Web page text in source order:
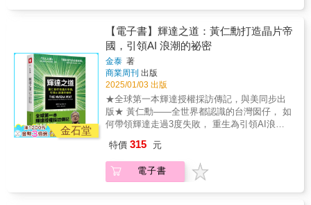
作者許繼元 Mr.Market 市場先生／財經作家馮
震凌／William Feng 的操盤筆記版主黃靖堯／
阿堯投資筆記版主 劉奕酉／《看得見的高效思
考》作者、鉑澈行銷顧問策略長蕭新晟／應援
科技創辦人（依照姓名筆劃排序）
日，位於德國狼堡的福斯汽車公司，新聞部一
位同事在電話裡緊張地詢問我父親。工廠門口
來了幾個中國人，沒人知道他們想做什麼。其
中一人自稱是中國的機械工業部部長
&hellip;&hellip;& 全廠唯一會講中文的工程師
李文波被推了出來。 李文波，一九三六年出
生於南京，十二歲隨著戰亂逃至台灣，靠著一
對教師夫婦和腳踏車店老闆的收留度過年少時
期，更在那段日子啟蒙了對機械的高度興趣。
後來他到德國完成學業並獲得博士學位，落地
一個看似平凡的下午，車廠來自遠方的訪客，
卻意外使他的人生岔向完全不同的道路，最終
促成了這間保守的德國企業前進當時連柏油路
&★★★★★ Amazon讀者評價4.5顆星好評
&&★★★★★ Amazon「德國經濟史類」銷售
排行Top 1&&★★★★★ 精裝版在德暢銷超過
20,000本&&▎當德國汽車遇上中國崛起！& 一
段非比尋常的歷史機遇，一部理解中國現代化
的轉折關鍵，與西方困境的歷史節點必讀之書&
汪 浩︱國際政經專家李志德︱端傳媒前任總
編輯李 淳︱駐歐盟兼駐比利時大使何飛鵬︱
企業家、出版人林育立︱旅德記者、《歐洲的
心臟》作者鄒宗翰︱德國之聲台北辦事處主任
你還能講你的母語嗎？」一九七八年四月十七
日，位於德國狼堡的福斯汽車公司，新聞部一
位同事在電話裡緊張地詢問我父親。工廠門口
金石堂
【電子書】輝達之道：黃仁勳打造晶片帝
國，引領AI 浪潮的祕密
金泰 著
商業周刊 出版
2025/01/03 出版
★全球第一本輝達授權採訪傳記，與美同步出
版★ 黃仁勳――全世界都認識的台灣囡仔， 如
何帶領輝達走過3度失敗， 重生為引領AI浪潮
專訪黃仁勳、兩位創辦人及百餘業內人士， 最
真實、深入的輝達傳奇，首度解密。 「本書深
刻剖析『輝達崛起』這個當代最精彩非凡的企
特價 315 元
電子書